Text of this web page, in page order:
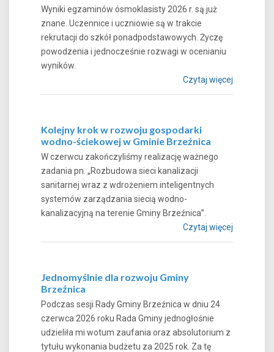
Wyniki egzaminów ósmoklasisty 2026 r. są już
znane. Uczennice i uczniowie są w trakcie
rekrutacji do szkół ponadpodstawowych. Życzę
powodzenia i jednocześnie rozwagi w ocenianiu
wyników.
Czytaj więcej
Kolejny krok w rozwoju gospodarki
wodno-ściekowej w Gminie Brzeźnica
W czerwcu zakończyliśmy realizację ważnego
zadania pn. „Rozbudowa sieci kanalizacji
sanitarnej wraz z wdrożeniem inteligentnych
systemów zarządzania siecią wodno-
kanalizacyjną na terenie Gminy Brzeźnica”.
Czytaj więcej
Jednomyślnie dla rozwoju Gminy
Brzeźnica
Podczas sesji Rady Gminy Brzeźnica w dniu 24
czerwca 2026 roku Rada Gminy jednogłośnie
udzieliła mi wotum zaufania oraz absolutorium z
tytułu wykonania budżetu za 2025 rok. Za tę